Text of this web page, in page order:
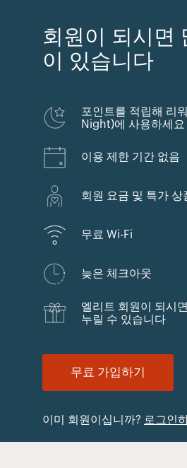
회원이 되시면
이 있습니다
포인트를 적립해 리
Night)에 사용하세요
이용 제한 기간 없음
회원 요금 및 특가 상
무료 Wi-Fi
늦은 체크아웃
엘리트 회원이 되시
누릴 수 있습니다
무료 가입하기
이미 회원이십니까? 로그인